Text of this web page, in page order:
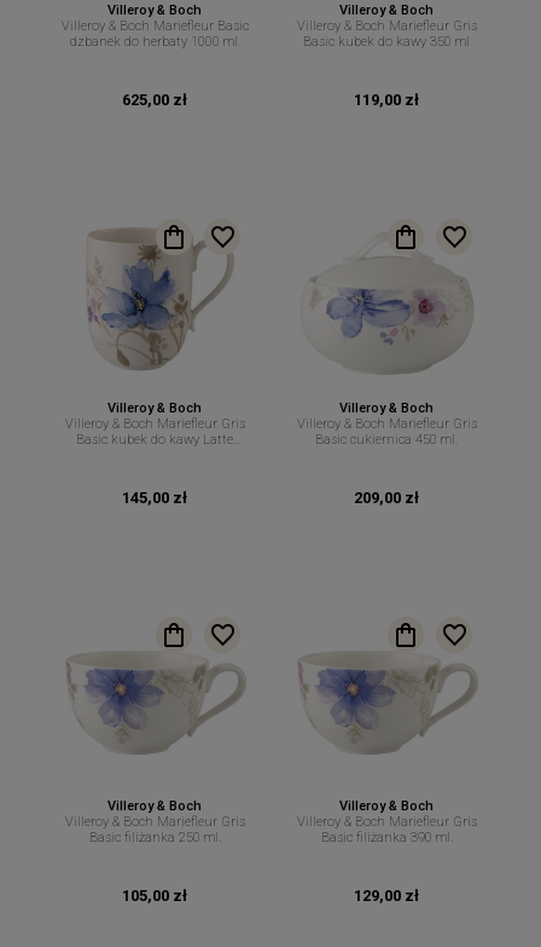
Villeroy & Boch
Villeroy & Boch Mariefleur Basic
dzbanek do herbaty 1000 ml.
625,00 zł
Villeroy & Boch
Villeroy & Boch Mariefleur Gris
Basic kubek do kawy 350 ml
119,00 zł
Villeroy & Boch
Villeroy & Boch Mariefleur Gris
Basic kubek do kawy Latte
145,00 zł
Villeroy & Boch
Villeroy & Boch Mariefleur Gris
Basic cukiernica 450 ml.
209,00 zł
Villeroy & Boch
Villeroy & Boch Mariefleur Gris
Basic filiżanka 250 ml.
105,00 zł
Villeroy & Boch
Villeroy & Boch Mariefleur Gris
Basic filiżanka 390 ml.
129,00 zł